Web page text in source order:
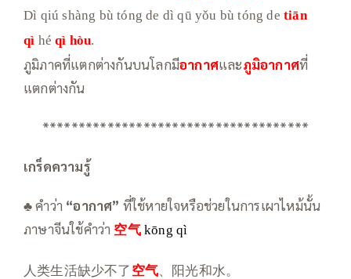
Dì qiú shàng bù tóng de dì qū yǒu bù tóng de tiān
qì héqì hòu.
ภูมิภาคที่แตกต่างกันบนโลกมีอากาศและภูมิอากาศที่
แตกต่างกัน
*************************************
เกร็ดความรู้
♣ คำว่า “อากาศ” ที่ใช้หายใจหรือช่วยในการเผาไหม้นั้น
ภาษาจีนใช้คำว่า 空气 kōng qì
人类生活缺少不了空气、阳光和水。